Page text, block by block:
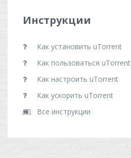
Инструкции
Как установить uTorrent
Как пользоваться uTorrent
Как настроить uTorrent
Как ускорить uTorrent
Все инструкции